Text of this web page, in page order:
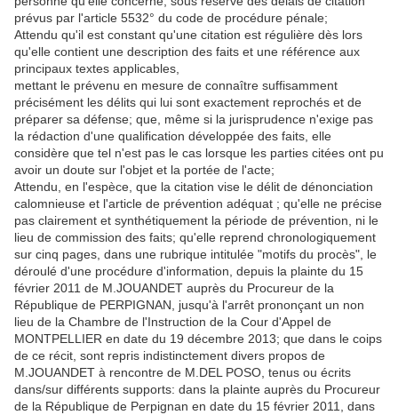
prévus par l'article 5532° du code de procédure pénale;
Attendu qu'il est constant qu'une citation est régulière dès lors
qu'elle contient une description des faits et une référence aux
principaux textes applicables,
mettant le prévenu en mesure de connaître suffisamment
précisément les délits qui lui sont exactement reprochés et de
préparer sa défense; que, même si la jurisprudence n'exige pas
la rédaction d'une qualification développée des faits, elle
considère que tel n'est pas le cas lorsque les parties citées ont pu
avoir un doute sur l'objet et la portée de l'acte;
Attendu, en l'espèce, que la citation vise le délit de dénonciation
calomnieuse et l'article de prévention adéquat ; qu'elle ne précise
pas clairement et synthétiquement la période de prévention, ni le
lieu de commission des faits; qu'elle reprend chronologiquement
sur cinq pages, dans une rubrique intitulée "motifs du procès", le
déroulé d'une procédure d'information, depuis la plainte du 15
février 2011 de M.JOUANDET auprès du Procureur de la
République de PERPIGNAN, jusqu'à l'arrêt prononçant un non
lieu de la Chambre de l'Instruction de la Cour d'Appel de
MONTPELLIER en date du 19 décembre 2013; que dans le coips
de ce récit, sont repris indistinctement divers propos de
M.JOUANDET à rencontre de M.DEL POSO, tenus ou écrits
dans/sur différents supports: dans la plainte auprès du Procureur
de la République de Perpignan en date du 15 février 2011, dans